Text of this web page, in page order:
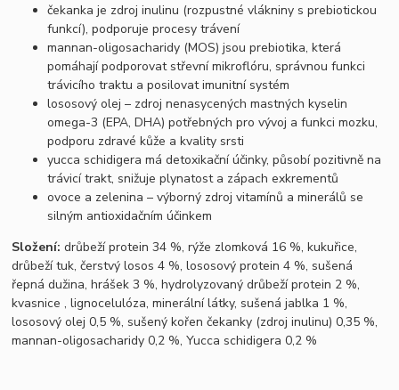
čekanka je zdroj inulinu (rozpustné vlákniny s prebiotickou
funkcí), podporuje procesy trávení
mannan-oligosacharidy (MOS) jsou prebiotika, která
pomáhají podporovat střevní mikroflóru, správnou funkci
trávicího traktu a posilovat imunitní systém
lososový olej – zdroj nenasycených mastných kyselin
omega-3 (EPA, DHA) potřebných pro vývoj a funkci mozku,
podporu zdravé kůže a kvality srsti
yucca schidigera má detoxikační účinky, působí pozitivně na
trávicí trakt, snižuje plynatost a zápach exkrementů
ovoce a zelenina – výborný zdroj vitamínů a minerálů se
silným antioxidačním účinkem
Složení: drůbeží protein 34 %, rýže zlomková 16 %, kukuřice,
drůbeží tuk, čerstvý losos 4 %, lososový protein 4 %, sušená
řepná dužina, hrášek 3 %, hydrolyzovaný drůbeží protein 2 %,
kvasnice , lignocelulóza, minerální látky, sušená jablka 1 %,
lososový olej 0,5 %, sušený kořen čekanky (zdroj inulinu) 0,35 %,
mannan-oligosacharidy 0,2 %, Yucca schidigera 0,2 %